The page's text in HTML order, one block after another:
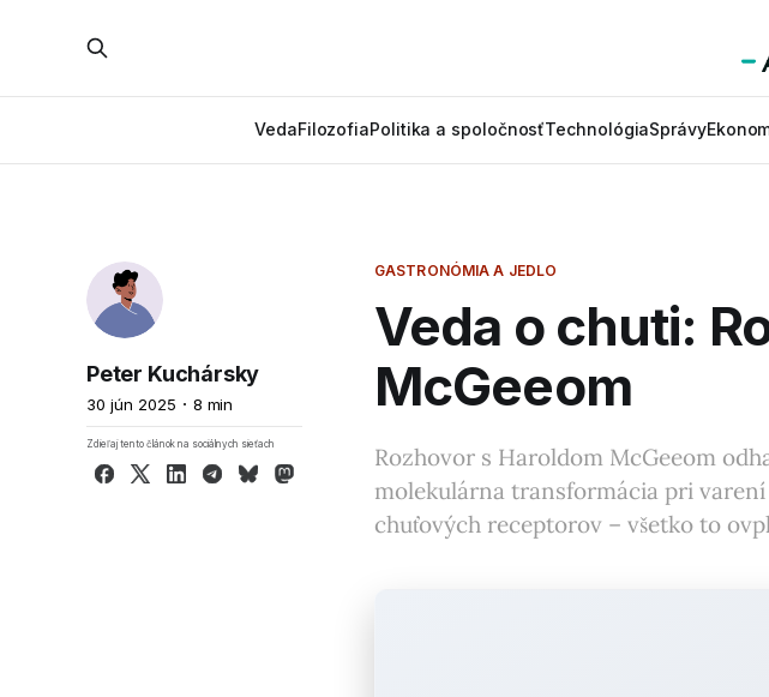
VedaFilozofiaPolitika a spoločnosťTechnológiaSprávy
GASTRONÓMIA A JEDLO
Veda o chuti:
McGeeom
Rozhovor s Haroldom McGeeom
molekulárna transformácia pri
chuťových receptorov – všetko to
Peter Kuchársky
30 jún 2025 8 min
Zdieľaj tento článok na sociálnych sieťach
Facebook
X LinkedInTelegram
BlueskyMastodon